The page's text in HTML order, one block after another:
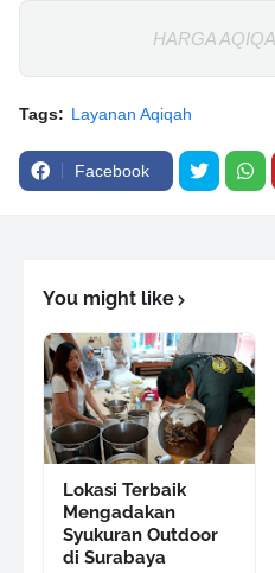
HARGA
Tags: Layanan Aqiqah
Facebook
You might like
Lokasi Terbaik
Mengadakan
Syukuran Outdoor
di Surabaya